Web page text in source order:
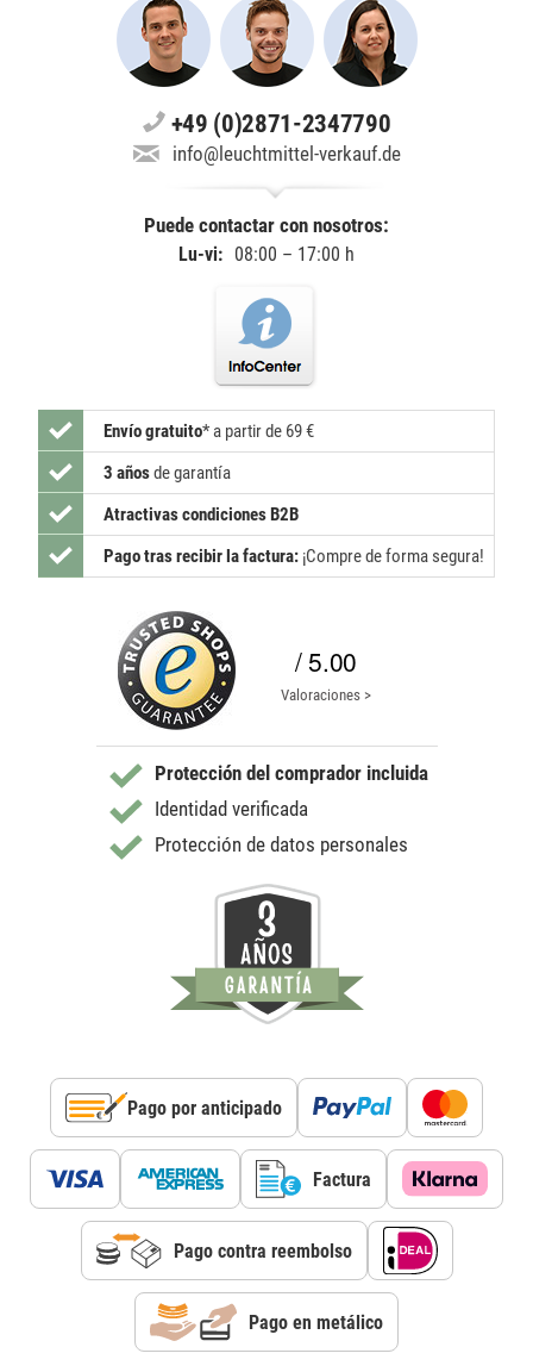
+49 (0)2871-2347790
info@leuchtmittel-verkauf.de
Puede contactar con nosotros:
Lu-vi: 08:00 – 17:00 h
Envío gratuito* a partir de 69 €
3 añosde garantía
Atractivas condiciones B2B
Pago tras recibir la factura: ¡Compre de forma segura!
/ 5.00
Valoraciones >
Protección del comprador incluida
Identidad verificada
Protección de datos personales
Pago por anticipado
Factura
Pago contra reembolso
Pago en metálico